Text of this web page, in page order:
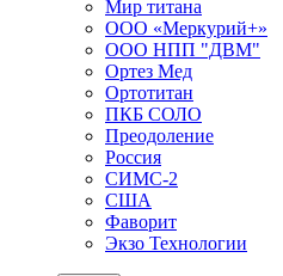
Мир титана
ООО «Меркурий+»
ООО НПП "ДВМ"
Ортез Мед
Ортотитан
ПКБ СОЛО
Преодоление
Россия
СИМС-2
США
Фаворит
Экзо Технологии